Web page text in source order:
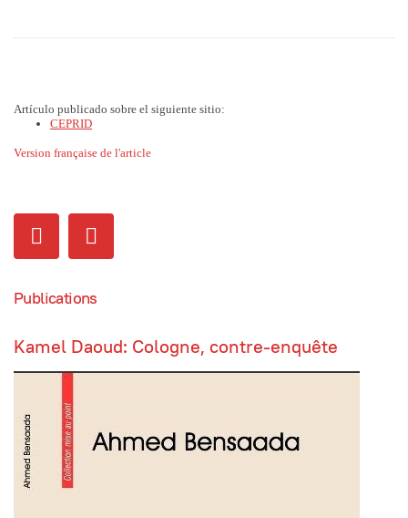
Artículo publicado sobre el siguiente sitio:
CEPRID
Version française de l'article
Publications
Kamel Daoud: Cologne, contre-enquête